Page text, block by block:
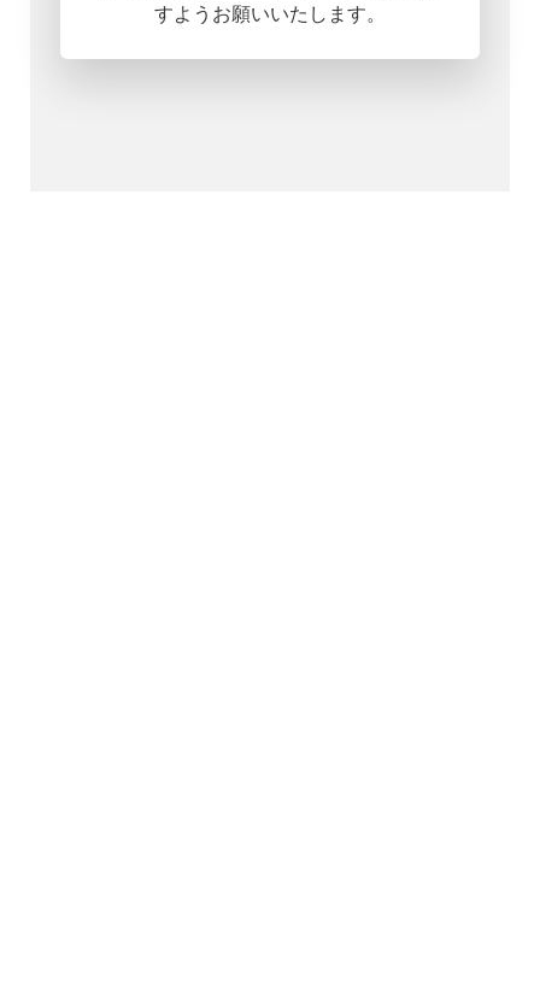
すようお願いいたします。